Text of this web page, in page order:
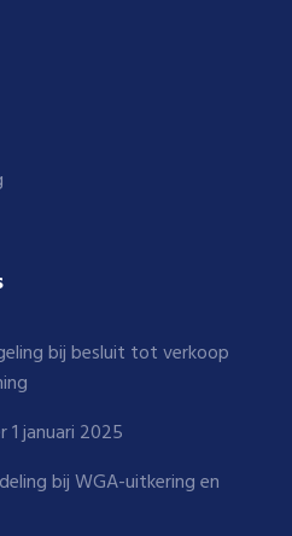
bij besluit tot verkoop
1 januari 2025
bij WGA-uitkering en